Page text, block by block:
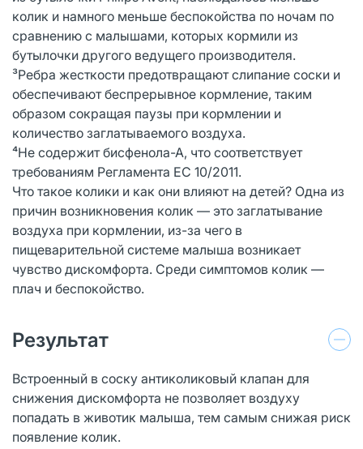
колик и намного меньше беспокойства по ночам по
сравнению с малышами, которых кормили из
бутылочки другого ведущего производителя.
³Ребра жесткости предотвращают слипание соски и
обеспечивают беспрерывное кормление, таким
образом сокращая паузы при кормлении и
количество заглатываемого воздуха.
⁴Не содержит бисфенола-А, что соответствует
требованиям Регламента ЕС 10/2011.
Что такое колики и как они влияют на детей? Одна из
причин возникновения колик — это заглатывание
воздуха при кормлении, из-за чего в
пищеварительной системе малыша возникает
чувство дискомфорта. Среди симптомов колик —
плач и беспокойство.
Результат
Встроенный в соску антиколиковый клапан для
снижения дискомфорта не позволяет воздуху
попадать в животик малыша, тем самым снижая риск
появление колик.